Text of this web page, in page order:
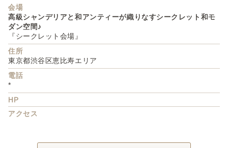
会場
高級シャンデリアと和アンティーが織りなすシークレット和モ
ダン空間♪
『シークレット会場』
住所
東京都渋谷区恵比寿エリア
電話
*
HP
アクセス